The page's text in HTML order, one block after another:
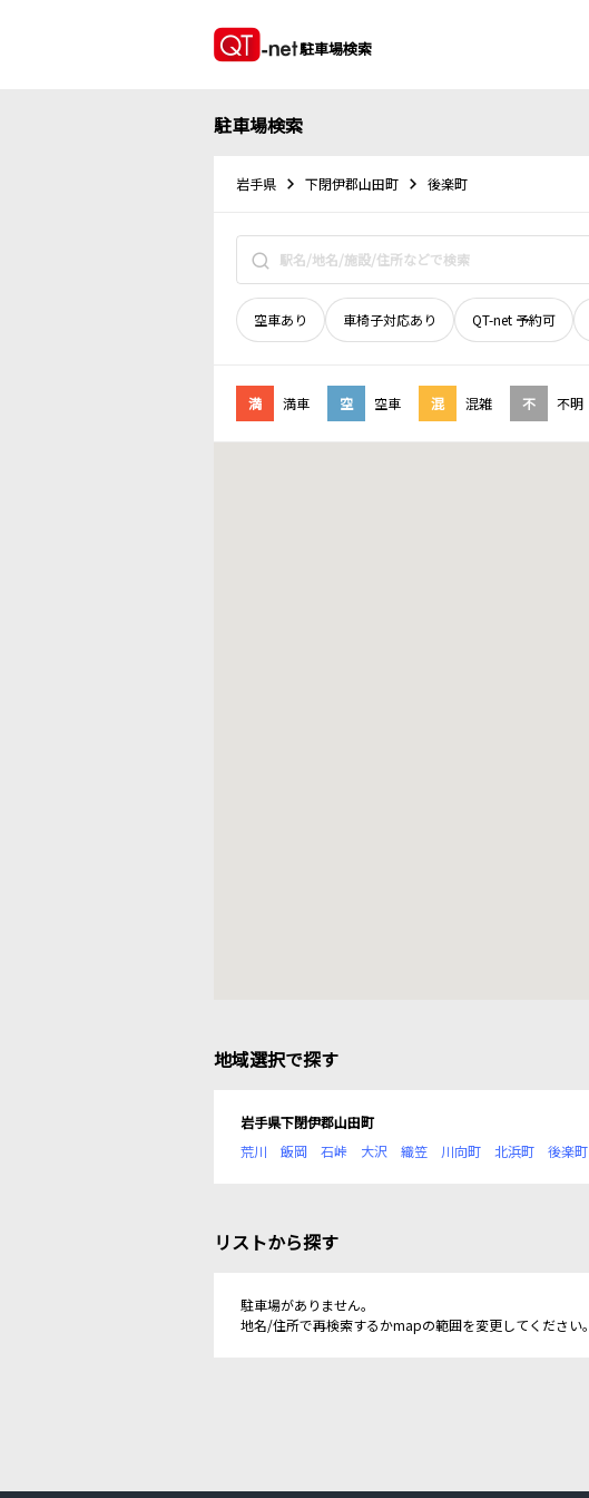
駐車場検索
駐車場検索
岩手県 下閉伊郡山田町 後楽町
空車あり 車椅子対応あり QT-net 予約可
満 満車 空 空車 混 混雑 不 不明
地域選択で探す
岩手県下閉伊郡山田町
荒川
飯岡 石峠 大沢 織笠 川向町 北浜町 後楽町
リストから探す
駐車場がありません。
地名/住所で再検索するかmapの範囲を変更してください。